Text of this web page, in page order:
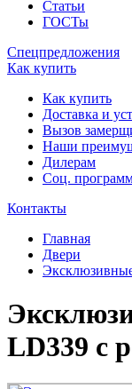
Статьи
ГОСТы
Спецпредложения
Как купить
Как купить
Доставка и
Вызов
Наши
Дилерам
Соц.
Контакты
Главная
Двери
LD339 с